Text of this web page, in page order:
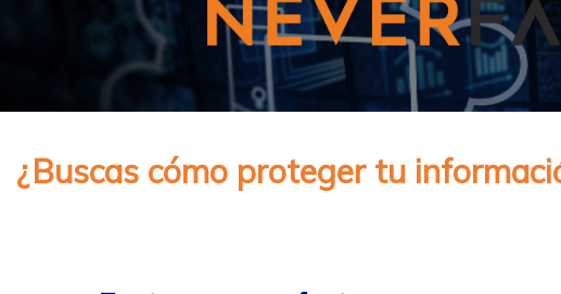
¿Buscas cómo proteger tu